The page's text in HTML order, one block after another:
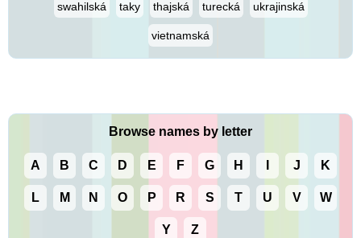
swahilská taky thajská turecká ukrajinská
vietnamská
Browse names by letter
A B C D E F G H J K
L M N O P R S T U V W
Y Z